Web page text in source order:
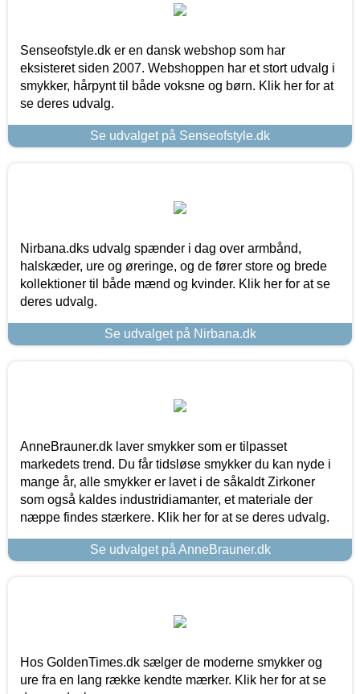
Senseofstyle.dk er en dansk webshop som har
eksisteret siden 2007. Webshoppen har et stort udvalg i
smykker, hårpynt til både voksne og børn. Klik her for at
se deres udvalg.
Se udvalget på Senseofstyle.dk
Nirbana.dks udvalg spænder i dag over armbånd,
halskæder, ure og øreringe, og de fører store og brede
kollektioner til både mænd og kvinder. Klik her for at se
deres udvalg.
Se udvalget på Nirbana.dk
AnneBrauner.dk laver smykker som er tilpasset
markedets trend. Du får tidsløse smykker du kan nyde i
mange år, alle smykker er lavet i de såkaldt Zirkoner
som også kaldes industridiamanter, et materiale der
næppe findes stærkere. Klik her for at se deres udvalg.
Se udvalget på AnneBrauner.dk
Hos GoldenTimes.dk sælger de moderne smykker og
ure fra en lang række kendte mærker. Klik her for at se